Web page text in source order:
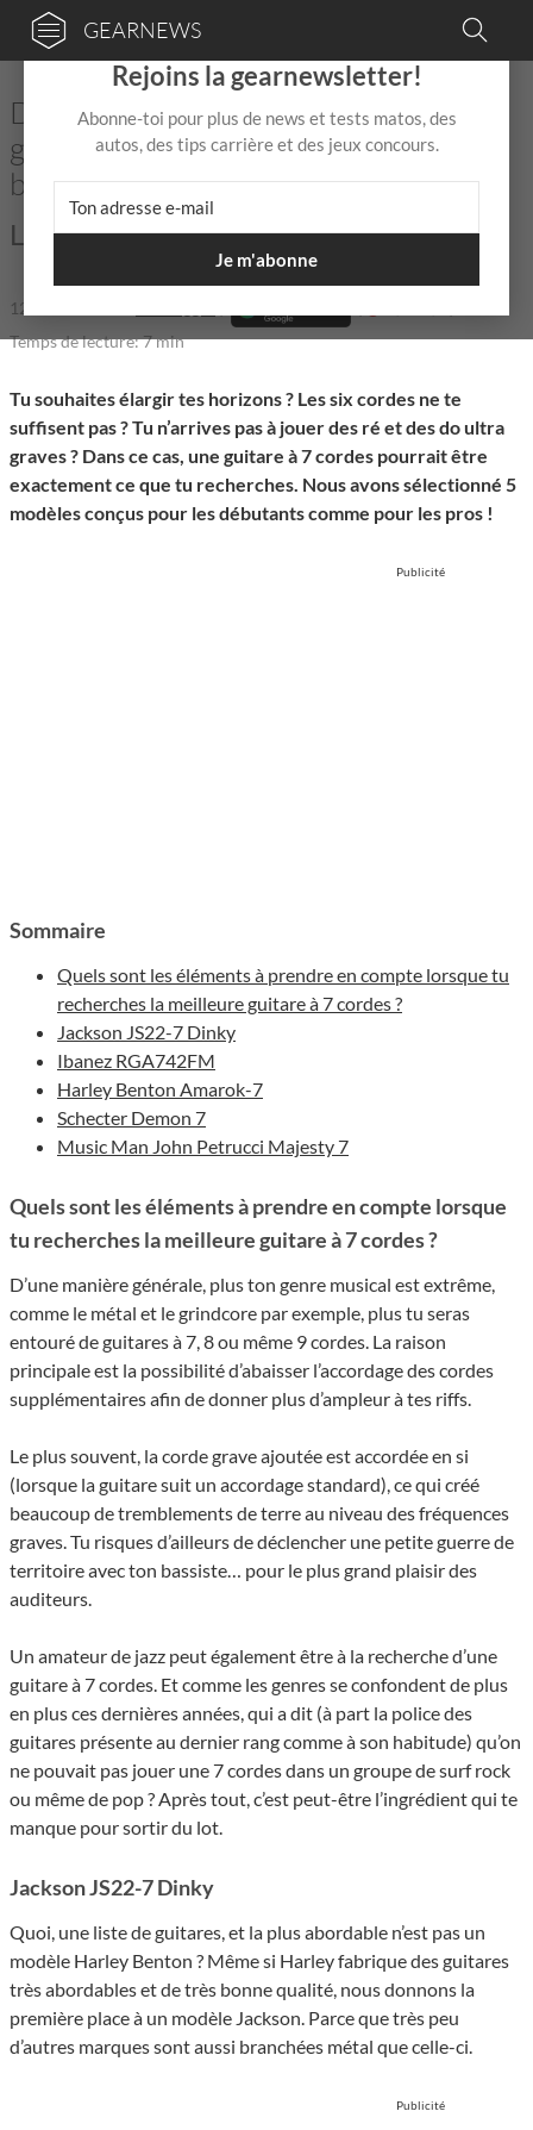
GEARNEWS
Du Djent au Jazz : les 5 meilleures
guitares à 7 cordes pour tous les
budgets
Les tous-terrains de la guitare!
12 Août 2025
Temps de lecture: 7 min
Tu souhaites élargir tes horizons ? Les six cordes ne te
suffisent pas ? Tu n’arrives pas à jouer des ré et des do ultra
graves ? Dans ce cas, une guitare à 7 cordes pourrait être
exactement ce que tu recherches. Nous avons sélectionné 5
modèles conçus pour les débutants comme pour les pros !
Publicité
Sommaire
Quels sont les éléments à prendre en compte lorsque tu
recherches la meilleure guitare à 7 cordes ?
Jackson JS22-7 Dinky
Ibanez RGA742FM
Harley Benton Amarok-7
Schecter Demon 7
Music Man John Petrucci Majesty 7
Quels sont les éléments à prendre en compte lorsque
tu recherches la meilleure guitare à 7 cordes ?
D’une manière générale, plus ton genre musical est extrême,
comme le métal et le grindcore par exemple, plus tu seras
entouré de guitares à 7, 8 ou même 9 cordes. La raison
principale est la possibilité d’abaisser l’accordage des cordes
supplémentaires afin de donner plus d’ampleur à tes riffs.
Le plus souvent, la corde grave ajoutée est accordée en si
(lorsque la guitare suit un accordage standard), ce qui créé
beaucoup de tremblements de terre au niveau des fréquences
graves. Tu risques d’ailleurs de déclencher une petite guerre de
territoire avec ton bassiste… pour le plus grand plaisir des
auditeurs.
Un amateur de jazz peut également être à la recherche d’une
guitare à 7 cordes. Et comme les genres se confondent de plus
en plus ces dernières années, qui a dit (à part la police des
guitares présente au dernier rang comme à son habitude) qu’on
ne pouvait pas jouer une 7 cordes dans un groupe de surf rock
ou même de pop ? Après tout, c’est peut-être l’ingrédient qui te
manque pour sortir du lot.
Jackson JS22-7 Dinky
Quoi, une liste de guitares, et la plus abordable n’est pas un
modèle Harley Benton ? Même si Harley fabrique des guitares
très abordables et de très bonne qualité, nous donnons la
première place à un modèle Jackson. Parce que très peu
d’autres marques sont aussi branchées métal que celle-ci.
Publicité
×
Rejoins la gearnewsletter!
Abonne-toi pour plus de news et tests matos, des
autos, des tips carrière et des jeux concours.
Je m'abonne